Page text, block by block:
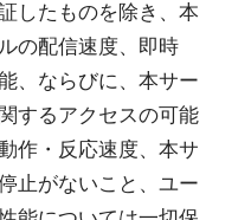
したものを除き、本
の配信速度、即時
、ならびに、本サー
するアクセスの可能
作・反応速度、本サ
止がないこと、ユー